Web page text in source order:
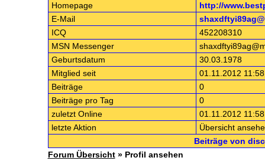
Homepage
http://
E-Mail
ICQ
452208310
MSN Messenger
Geburtsdatum
30.03.1978
Mitglied seit
01.11.2012
Beiträge
0
Beiträge pro Tag
0
zuletzt Online
01.11.2012
letzte Aktion
Übersicht
Beiträge von
Forum Übersicht» Profil ansehen